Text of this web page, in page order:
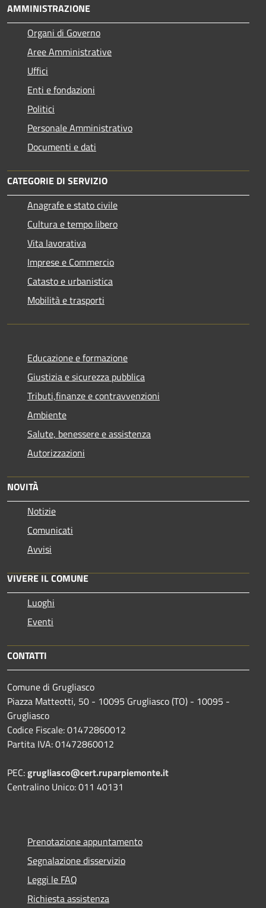
AMMINISTRAZIONE
Organi di Governo
Aree Amministrative
Uffici
Enti e fondazioni
Politici
Personale Amministrativo
Documenti e dati
CATEGORIE DI SERVIZIO
Anagrafe e stato civile
Cultura e tempo libero
Vita lavorativa
Imprese e Commercio
Catasto e urbanistica
Mobilità e trasporti
Educazione e formazione
Giustizia e sicurezza pubblica
Tributi,finanze e contravvenzioni
Ambiente
Salute, benessere e assistenza
Autorizzazioni
NOVITÀ
Notizie
Comunicati
Avvisi
VIVERE IL COMUNE
Luoghi
Eventi
CONTATTI
Comune di Grugliasco
Piazza Matteotti, 50 - 10095 Grugliasco (TO) - 10095 -
Grugliasco
Codice Fiscale: 01472860012
Partita IVA: 01472860012
PEC:grugliasco@cert.ruparpiemonte.it
Centralino Unico: 011 40131
Prenotazione appuntamento
Segnalazione disservizio
Leggi le FAQ
Richiesta assistenza